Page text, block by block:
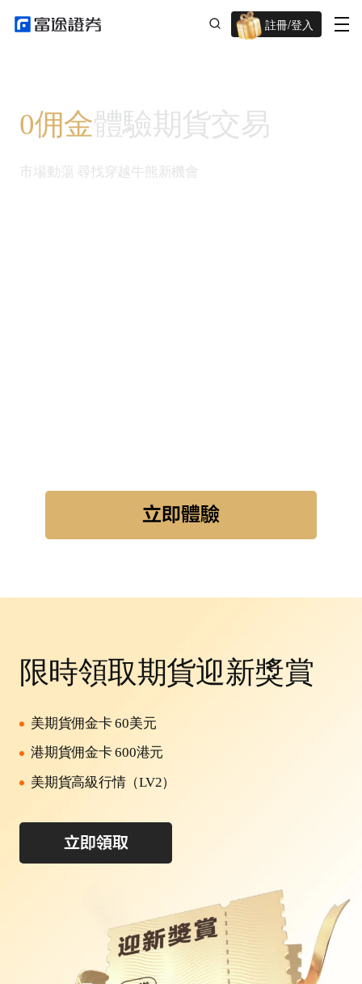
註冊/登入
迎新驚喜賞 股票/BTC等任你揀!
0佣金體驗期貨交易
市場動蕩 尋找穿越牛熊新機會
立即體驗
限時領取期貨迎新獎賞
美期貨佣金卡 60美元
港期貨佣金卡 600港元
美期貨高級行情（LV2）
立即領取